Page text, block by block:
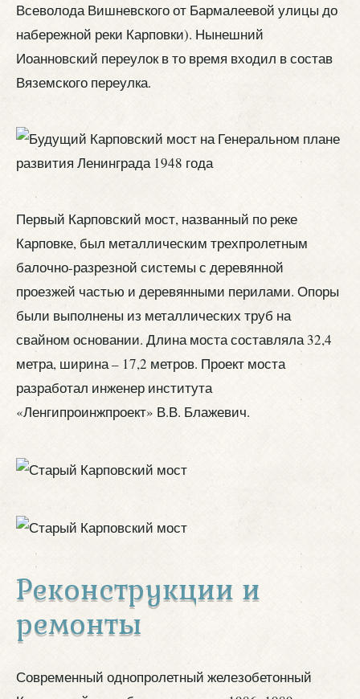
Всеволода Вишневского от Бармалеевой улицы до
набережной реки Карповки). Нынешний
Иоанновский переулок в то время входил в состав
Вяземского переулка.
Первый Карповский мост, названный по реке
Карповке, был металлическим трехпролетным
балочно-разрезной системы с деревянной
проезжей частью и деревянными перилами. Опоры
были выполнены из металлических труб на
свайном основании. Длина моста составляла 32,4
метра, ширина – 17,2 метров. Проект моста
разработал инженер института
«Ленгипроинжпроект» В.В. Блажевич.
Реконструкции и
ремонты
Современный однопролетный железобетонный